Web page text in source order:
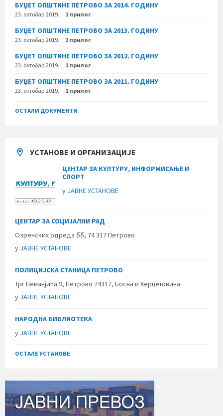
БУЏЕТ ОПШТИНЕ ПЕТРОВО ЗА 2014. ГОДИНУ
23. октобар 2019. 1 прилог
БУЏЕТ ОПШТИНЕ ПЕТРОВО ЗА 2013. ГОДИНУ
23. октобар 2019. 1 прилог
БУЏЕТ ОПШТИНЕ ПЕТРОВО ЗА 2012. ГОДИНУ
23. октобар 2019. 1 прилог
БУЏЕТ ОПШТИНЕ ПЕТРОВО ЗА 2011. ГОДИНУ
23. октобар 2019. 1 прилог
ОСТАЛИ ДОКУМЕНТИ
УСТАНОВЕ И ОРГАНИЗАЦИЈЕ
ЦЕНТАР ЗА КУЛТУРУ, ИНФОРМИСАЊЕ И
СПОРТ
у ЈАВНЕ УСТАНОВЕ
ЦЕНТАР ЗА СОЦИЈАЛНИ РАД
Озренских одреда бб, 74 317 Петрово
у ЈАВНЕ УСТАНОВЕ
ПОЛИЦИЈСКА СТАНИЦА ПЕТРОВО
Трг Неманјића 9, Петрово 74317, Босна и Херцеговина
у ЈАВНЕ УСТАНОВЕ
НАРОДНА БИБЛИОТЕКА
у ЈАВНЕ УСТАНОВЕ
ОСТАЛЕ УСТАНОВЕ